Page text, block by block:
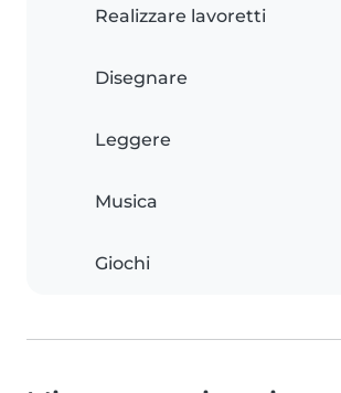
Realizzare lavoretti
Disegnare
Leggere
Musica
Giochi